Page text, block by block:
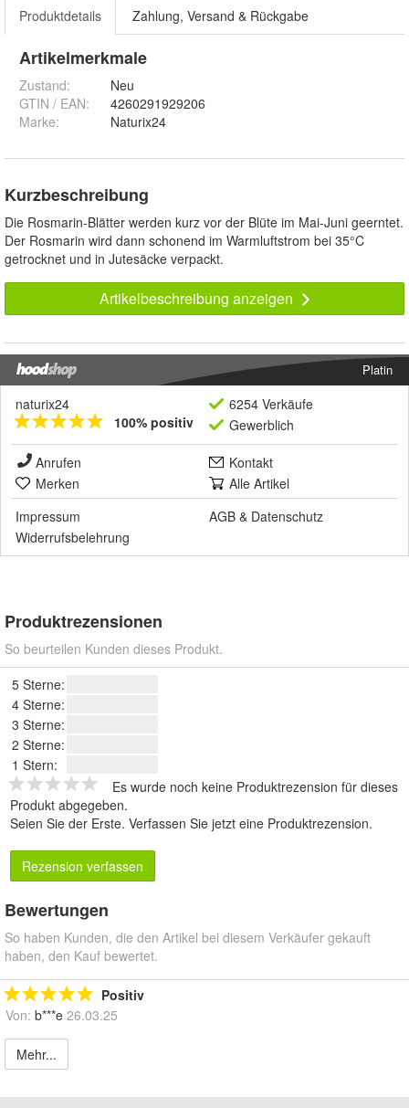
Produktdetails Zahlung, Versand & Rückgabe
Artikelmerkmale
Zustand:
Neu
GTIN / EAN:
4260291929206
Marke:
Naturix24
Kurzbeschreibung
Die Rosmarin-Blätter werden kurz vor der Blüte im Mai-Juni geerntet.
Der Rosmarin wird dann schonend im Warmluftstrom bei 35°C
getrocknet und in Jutesäcke verpackt.
Artikelbeschreibung anzeigen
Platin
naturix24
100% positiv
6254 Verkäufe
Gewerblich
Anrufen
Kontakt
Merken
Alle Artikel
Impressum
AGB & Datenschutz
Widerrufsbelehrung
Produktrezensionen
So beurteilen Kunden dieses Produkt.
5 Sterne:
4 Sterne:
3 Sterne:
2 Sterne:
1 Stern:
Es wurde noch keine Produktrezension für dieses
Produkt abgegeben.
Seien Sie der Erste. Verfassen Sie jetzt eine Produktrezension.
Rezension verfassen
Bewertungen
So haben Kunden, die den Artikel bei diesem Verkäufer gekauft
haben, den Kauf bewertet.
Positiv
Von: b***e 26.03.25
Mehr...